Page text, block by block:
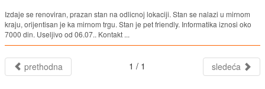
Izdaje se renoviran, prazan stan na odlicnoj lokaciji. Stan se nalazi u mirnom
kraju, orijentisan je ka mirnom trgu. Stan je pet friendly. Informatika iznosi oko
7000 din. Useljivo od 06.07.. Kontakt ...
prethodna 1 / 1 sledeća